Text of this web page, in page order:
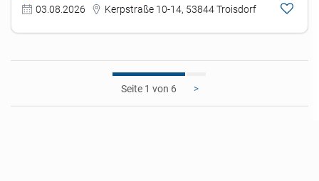
03.08.2026
Kerpstraße 10-14, 53844 Troisdorf
1 >